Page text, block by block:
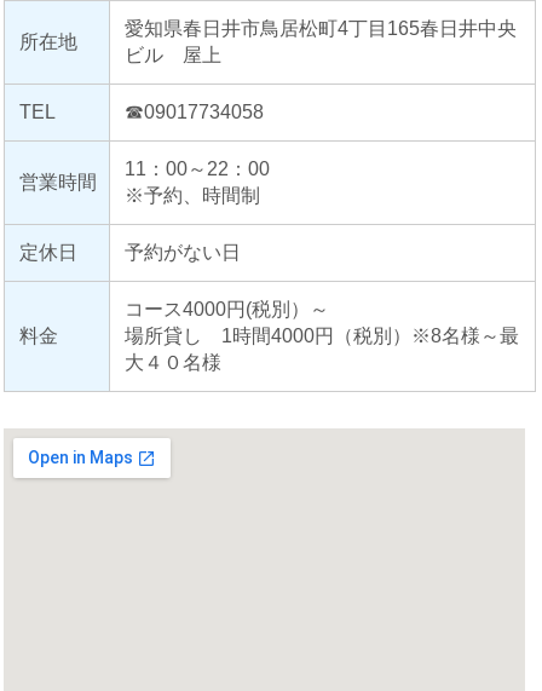
所在地
愛知県春日井市鳥居松町4丁目165春日井中央
ビル 屋上
TEL ☎09017734058
営業時間
11：00～22：00
※予約、時間制
定休日 予約がない日
料金
コース4000円(税別）～
場所貸し 1時間4000円（税別）※8名様～最
大４０名様